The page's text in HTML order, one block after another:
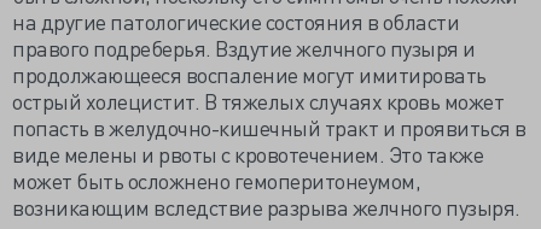
на другие патологические состояния в области
правого подреберья. Вздутие желчного пузыря и
продолжающееся воспаление могут имитировать
острый холецистит. В тяжелых случаях кровь может
попасть в желудочно-кишечный тракт и проявиться в
виде мелены и рвоты с кровотечением. Это также
может быть осложнено гемоперитонеумом,
возникающим вследствие разрыва желчного пузыря.